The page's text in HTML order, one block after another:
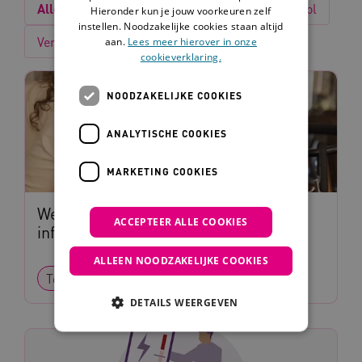
Alles Interventie Product Tip
Tool
Verhaal
Wegwijzer Samenwerken met
informele zorg
Tool Handreiking
Hieronder kun je jouw voorkeuren zelf
instellen. Noodzakelijke cookies staan altijd
aan. Lees meer hierover in onze
cookieverklaring.
NOODZAKELIJKE COOKIES
ANALYTISCHE COOKIES
MARKETING COOKIES
ACCEPTEER ALLE COOKIES
ALLEEN NOODZAKELIJKE COOKIES
DETAILS WEERGEVEN